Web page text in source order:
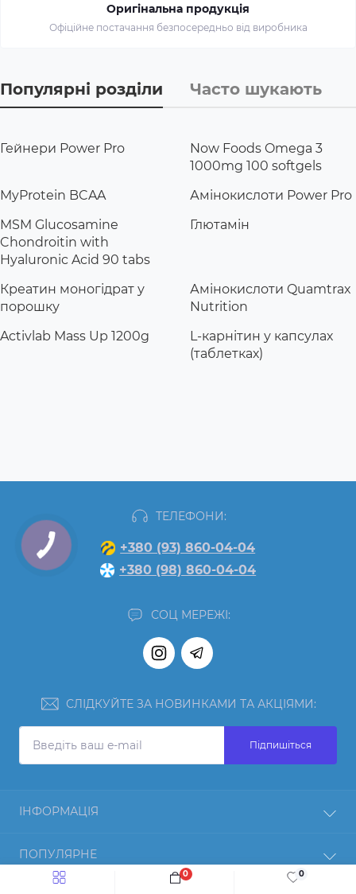
0
0
Оригінальна продукція
Офіційне постачання безпосередньо від виробника
Популярні розділи Часто шукають
Гейнери Power Pro
Now Foods Omega 3
1000mg 100 softgels
MyProtein BCAA
Амінокислоти Power Pro
MSM Glucosamine
Chondroitin with
Hyaluronic Acid 90 tabs
Глютамін
Креатин моногідрат у
порошку
Амінокислоти Quamtrax
Nutrition
Activlab Mass Up 1200g
L-карнітин у капсулах
(таблетках)
ТЕЛЕФОНИ:
+380 (93) 860-04-04
+380 (98) 860-04-04
СОЦ МЕРЕЖІ:
СЛІДКУЙТЕ ЗА НОВИНКАМИ ТА АКЦІЯМИ:
Підпишіться
ІНФОРМАЦІЯ
Про нас
Повернення товару
ПОПУЛЯРНЕ
Протеїн